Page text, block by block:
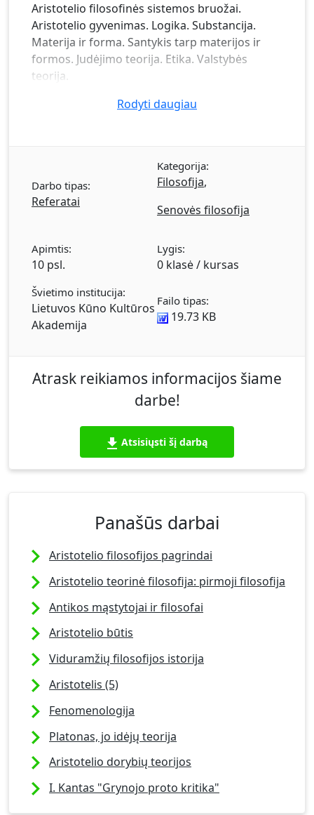
Aristotelio filosofinės sistemos bruožai.
Aristotelio gyvenimas. Logika. Substancija.
Materija ir forma. Santykis tarp materijos ir
formos. Judėjimo teorija. Etika. Valstybės
teorija.
Rodyti daugiau
Darbo tipas:
Referatai
Kategorija:
Filosofija,
Senovės filosofija
Apimtis:
10 psl.
Lygis:
0 klasė / kursas
Švietimo institucija:
Lietuvos Kūno Kultūros
Akademija
Failo tipas:
19.73 KB
Atrask reikiamos informacijos šiame
darbe!
Atsisiųsti šį darbą
Panašūs darbai
Aristotelio filosofijos pagrindai
Aristotelio teorinė filosofija: pirmoji filosofija
Antikos mąstytojai ir filosofai
Aristotelio būtis
Viduramžių filosofijos istorija
Aristotelis (5)
Fenomenologija
Platonas, jo idėjų teorija
Aristotelio dorybių teorijos
I. Kantas "Grynojo proto kritika"